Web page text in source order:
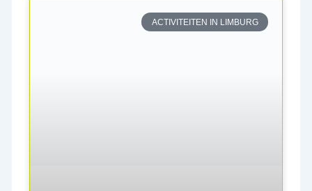
ACTIVITEITEN IN LIMBURG